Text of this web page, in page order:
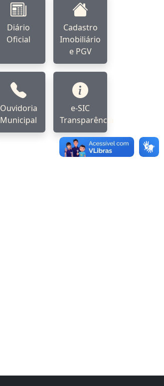
Diário
Oficial
Cadastro
Imobiliário
e PGV
Ouvidoria
Municipal
e-SIC
Transparência